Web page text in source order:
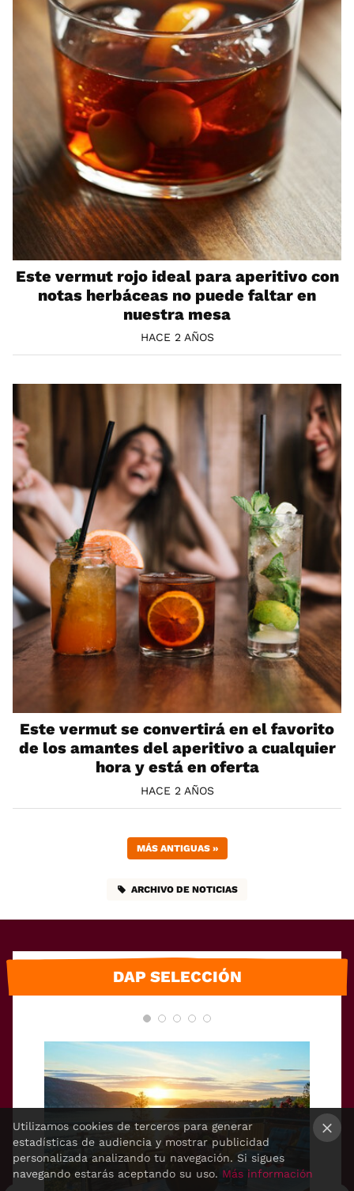
Este vermut rojo ideal para aperitivo con
notas herbáceas no puede faltar en
nuestra mesa
HACE 2 AÑOS
Este vermut se convertirá en el favorito
de los amantes del aperitivo a cualquier
hora y está en oferta
HACE 2 AÑOS
MÁS ANTIGUAS »
ARCHIVO DE NOTICIAS
DAP SELECCIÓN
Utilizamos cookies de terceros para generar
estadísticas de audiencia y mostrar publicidad
personalizada analizando tu navegación. Si sigues
navegando estarás aceptando su uso. Más información